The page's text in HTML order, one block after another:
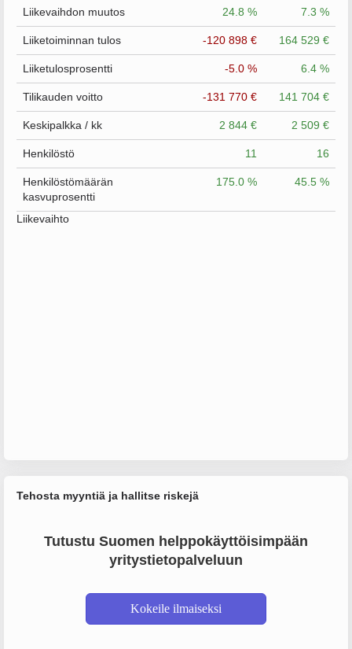
Liikevaihdon muutos 24.8 % 7.3 %
Liiketoiminnan tulos -120 898 € 164 529 €
Liiketulosprosentti -5.0 % 6.4 %
Tilikauden voitto -131 770 € 141 704 €
Keskipalkka / kk 2 844 € 2 509 €
Henkilöstö 11 16
Henkilöstömäärän
kasvuprosentti
175.0 % 45.5 %
Liikevaihto
Tehosta myyntiä ja hallitse riskejä
Tutustu Suomen helppokäyttöisimpään
yritystietopalveluun
Kokeile ilmaiseksi